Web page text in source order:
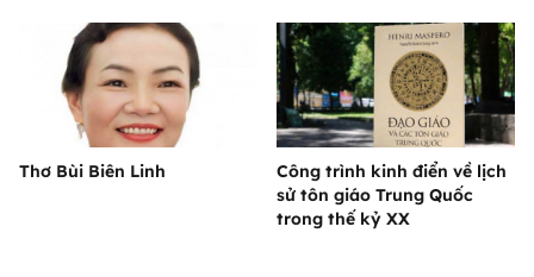
Thơ Bùi Biên Linh
Công trình kinh điển về lịch
sử tôn giáo Trung Quốc
trong thế kỷ XX